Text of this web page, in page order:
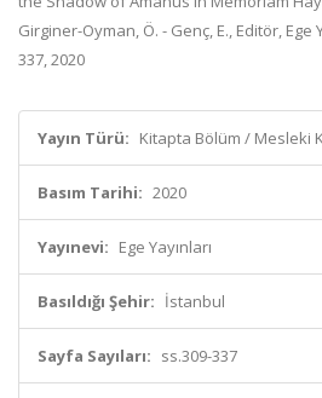
Girginer-Oyman, Ö. - Genç, E., Editör, Ege
337, 2020
Yayın Türü: Kitapta Bölüm / Mesleki
Basım Tarihi: 2020
Yayınevi: Ege Yayınları
Basıldığı Şehir: İstanbul
Sayfa Sayıları: ss.309-337